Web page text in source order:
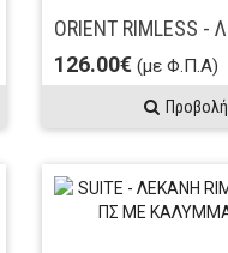
126.00€ (με Φ.Π.Α)
Προβολή